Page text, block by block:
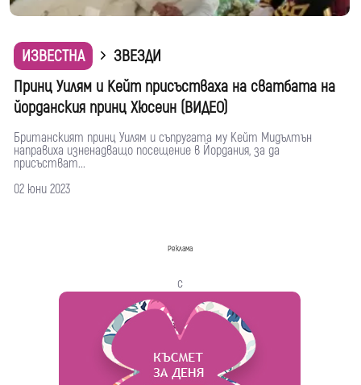
ИЗВЕСТНА
ЗВЕЗДИ
Принц Уилям и Кейт присъстваха на сватбата на
йорданския принц Хюсеин (ВИДЕО)
Британският принц Уилям и съпругата му Кейт Мидълтън
направиха изненадващо посещение в Йордания, за да
присъстват...
02 юни 2023
Реклама
с